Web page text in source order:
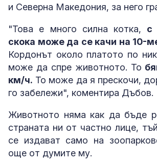
и Северна Македония, за него
"Това е много силна котка, с
скока може да се качи на 10-
Кордонът около платото по
може да спре животното. То
км/ч. То може да я прескочи,
го забележи", коментира Дъбов.
Животното няма как да бъде
страната ни от частно лице,
се издават само на
още от думите му.